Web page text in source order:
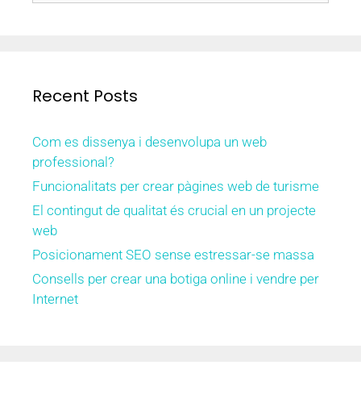
Recent Posts
Com es dissenya i desenvolupa un web
professional?
Funcionalitats per crear pàgines web de turisme
El contingut de qualitat és crucial en un projecte
web
Posicionament SEO sense estressar-se massa
Consells per crear una botiga online i vendre per
Internet